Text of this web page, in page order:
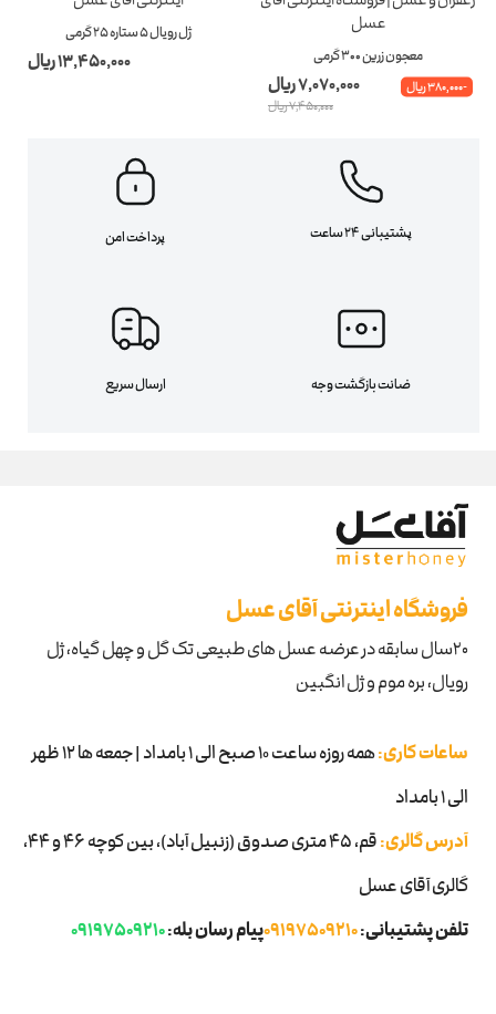
معجون زرین 300 گرمی
7,070,000 ریال
7,450,000 ریال
-380,000 ریال
ژل رویال 5 ستاره 25 گرمی
13,450,000 ریال
پشتیبانی 24 ساعت پرداخت امن
ضانت بازگشت وجه ارسال سریع
فروشگاه اینترنتی آقای عسل
۲۰سال سابقه در عرضه عسل های طبیعی تک گل و چهل گیاه، ژل
رویال، بره موم و ژل انگبین
ساعات کاری:
همه روزه ساعت 10 صبح الی 1 بامداد | جمعه ها 12 ظهر
الی 1 بامداد
آدرس گالری:
قم، ۴۵ متری صدوق (زنبیل آباد)، بین کوچه 46 و 44،
گالری آقای عسل
تلفن پشتیبانی:09197509210پیام رسان بله:09197509210